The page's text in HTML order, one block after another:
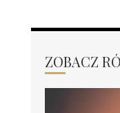
ZOBACZ